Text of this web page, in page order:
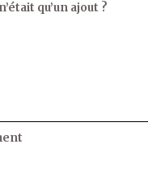
qu’un ajout ?